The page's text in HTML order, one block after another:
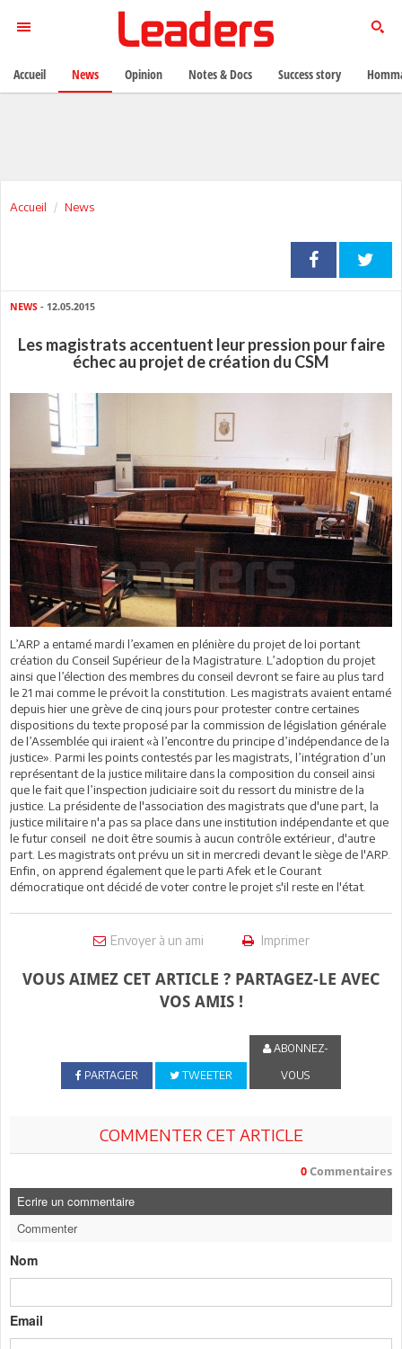
Accueil News
NEWS - 12.05.2015
Les magistrats accentuent leur pression pour faire
échec au projet de création du CSM
L’ARP a entamé mardi l’examen en plénière du projet de loi portant
création du Conseil Supérieur de la Magistrature. L’adoption du projet
ainsi que l’élection des membres du conseil devront se faire au plus tard
le 21 mai comme le prévoit la constitution. Les magistrats avaient entamé
depuis hier une grève de cinq jours pour protester contre certaines
dispositions du texte proposé par la commission de législation générale
de l’Assemblée qui iraient «à l’encontre du principe d’indépendance de la
justice». Parmi les points contestés par les magistrats, l’intégration d’un
représentant de la justice militaire dans la composition du conseil ainsi
que le fait que l’inspection judiciaire soit du ressort du ministre de la
justice. La présidente de l'association des magistrats que d'une part, la
justice militaire n'a pas sa place dans une institution indépendante et que
le futur conseil ne doit être soumis à aucun contrôle extérieur, d'autre
part. Les magistrats ont prévu un sit in mercredi devant le siège de l'ARP.
Enfin, on apprend également que le parti Afek et le Courant
démocratique ont décidé de voter contre le projet s'il reste en l'état.
Envoyer à un ami Imprimer
VOUS AIMEZ CET ARTICLE ? PARTAGEZ-LE AVEC
VOS AMIS !
PARTAGER TWEETER
ABONNEZ-
VOUS
COMMENTER CET ARTICLE
0 Commentaires
Ecrire un commentaire
Commenter
Nom
Email
Accueil News Opinion Notes & Docs Success story